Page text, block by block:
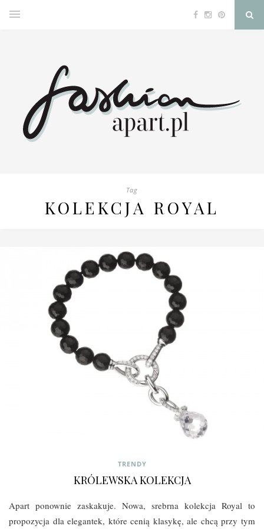
Tag
KOLEKCJA ROYAL
TRENDY
KRÓLEWSKA KOLEKCJA
Apart ponownie zaskakuje. Nowa, srebrna kolekcja Royal to
propozycja dla elegantek, które cenią klasykę, ale chcą przy tym